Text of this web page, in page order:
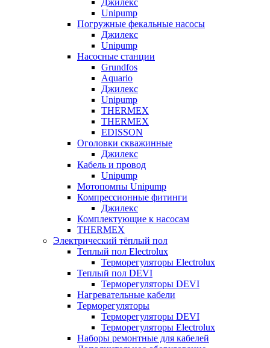
Джилекс
Unipump
Погружные фекальные насосы
Джилекс
Unipump
Насосные станции
Grundfos
Aquario
Джилекс
Unipump
THERMEX
THERMEX
EDISSON
Оголовки скважинные
Джилекс
Кабель и провод
Unipump
Мотопомпы Unipump
Компрессионные фитинги
Джилекс
Комплектующие к насосам
THERMEX
Электрический тёплый пол
Теплый пол Electrolux
Терморегуляторы Electrolux
Теплый пол DEVI
Терморегуляторы DEVI
Нагревательные кабели
Терморегуляторы
Терморегуляторы DEVI
Терморегуляторы Electrolux
Наборы ремонтные для кабелей